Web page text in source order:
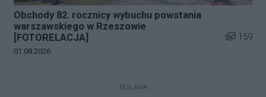
Obchody 82. rocznicy wybuchu powstania
warszawskiego w Rzeszowie
[FOTORELACJA]
Liczba
159
Data dodania galerii:
01.08.2026
REKLAMA